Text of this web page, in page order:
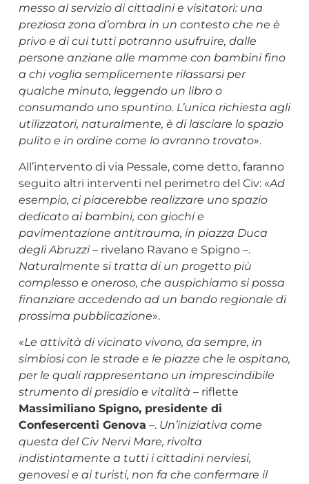
messo al servizio di cittadini e visitatori: una
preziosa zona d’ombra in un contesto che ne è
privo e di cui tutti potranno usufruire, dalle
persone anziane alle mamme con bambini fino
a chi voglia semplicemente rilassarsi per
qualche minuto, leggendo un libro o
consumando uno spuntino. L’unica richiesta agli
utilizzatori, naturalmente, è di lasciare lo spazio
pulito e in ordine come lo avranno trovato».
All’intervento di via Pessale, come detto, faranno
seguito altri interventi nel perimetro del Civ: «Ad
esempio, ci piacerebbe realizzare uno spazio
dedicato ai bambini, con giochi e
pavimentazione antitrauma, in piazza Duca
degli Abruzzi– rivelano Ravano e Spigno –.
Naturalmente si tratta di un progetto più
complesso e oneroso, che auspichiamo si possa
finanziare accedendo ad un bando regionale di
prossima pubblicazione».
«Le attività di vicinato vivono, da sempre, in
simbiosi con le strade e le piazze che le ospitano,
per le quali rappresentano un imprescindibile
strumento di presidio e vitalità – riflette
Massimiliano Spigno, presidente di
Confesercenti Genova –. Un’iniziativa come
questa del Civ Nervi Mare, rivolta
indistintamente a tutti i cittadini nerviesi,
genovesi e ai turisti, non fa che confermare il